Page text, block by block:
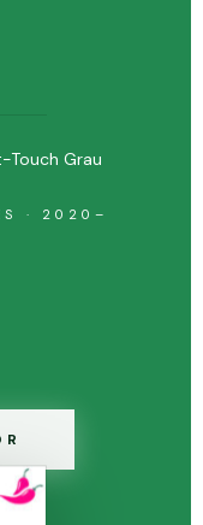
Touch Grau
· 2020–